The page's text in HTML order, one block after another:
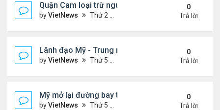
Quận Cam loại trừ nguy cơ bồn hóa chất phát nổ
byVietNews Thứ 2 Tháng 5 25, 2026 5:37 pm
0
Trả lời
Lãnh đạo Mỹ - Trung muốn gì ở nhau khi gặp
byVietNews Thứ 5 Tháng 5 14, 2026 3:05 pm
0
Trả lời
Mỹ mở lại đường bay thẳng tới Venezuela sau 7
byVietNews Thứ 5 Tháng 4 30, 2026 4:27 pm
0
Trả lời